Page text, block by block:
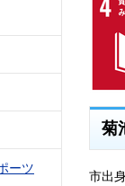
菊
市出
ーツ